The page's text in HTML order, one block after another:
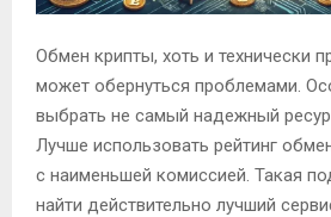
Обмен крипты, хоть и технически
может обернуться проблемами.
выбрать не самый надежный
Лучше использовать рейтинг
с наименьшей комиссией. Такая
найти действительно лучший